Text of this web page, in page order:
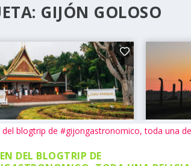
GIJÓN GOLOSO
DEL BLOGTRIP DE